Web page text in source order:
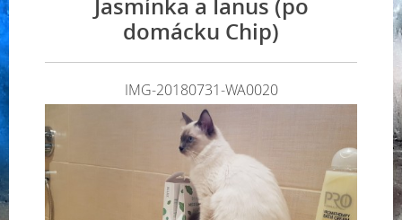
domácku Chip)
IMG-20180731-WA0020